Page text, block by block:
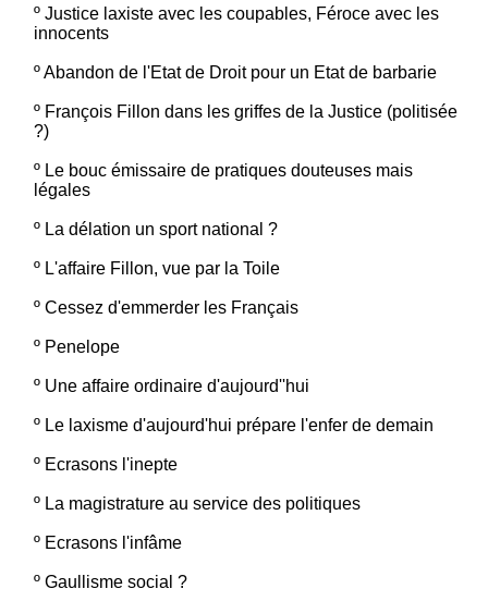
º Justice laxiste avec les coupables, Féroce avec les
innocents
ºAbandon de l'Etat de Droit pour un Etat de barbarie
º François Fillon dans les griffes de la Justice (politisée
?)
º Le bouc émissaire de pratiques douteuses mais
légales
º La délation un sport national ?
º L'affaire Fillon, vue par la Toile
º Cessez d'emmerder les Français
º Penelope
º Une affaire ordinaire d'aujourd''hui
º Le laxisme d'aujourd'hui prépare l'enfer de demain
º Ecrasons l'inepte
º La magistrature au service des politiques
º Ecrasons l'infâme
º Gaullisme social ?